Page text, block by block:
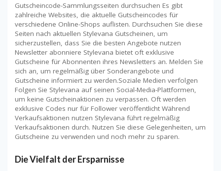
Gutscheincode-Sammlungsseiten durchsuchen Es gibt
zahlreiche Websites, die aktuelle Gutscheincodes für
verschiedene Online-Shops auflisten. Durchsuchen Sie diese
Seiten nach aktuellen Stylevana Gutscheinen, um
sicherzustellen, dass Sie die besten Angebote nutzen
Newsletter abonniere Stylevana bietet oft exklusive
Gutscheine für Abonnenten ihres Newsletters an. Melden Sie
sich an, um regelmäßig über Sonderangebote und
Gutscheine informiert zu werden.Soziale Medien verfolgen
Folgen Sie Stylevana auf seinen Social-Media-Plattformen,
um keine Gutscheinaktionen zu verpassen. Oft werden
exklusive Codes nur für Follower veröffentlicht Während
Verkaufsaktionen nutzen Stylevana führt regelmäßig
Verkaufsaktionen durch. Nutzen Sie diese Gelegenheiten, um
Gutscheine zu verwenden und noch mehr zu sparen.
Die Vielfalt der Ersparnisse